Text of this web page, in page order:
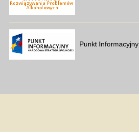
Punkt Informacyjny